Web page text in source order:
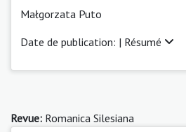
Małgorzata Puto
Date de publication: | Résumé
Revue: Romanica Silesiana